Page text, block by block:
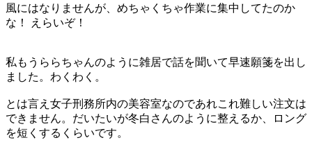
風にはなりませんが、めちゃくちゃ作業に集中してたのか
な！ えらいぞ！
私もうららちゃんのように雑居で話を聞いて早速願箋を出し
ました。わくわく。
とは言え女子刑務所内の美容室なのであれこれ難しい注文は
できません。だいたいが冬白さんのように整えるか、ロング
を短くするくらいです。